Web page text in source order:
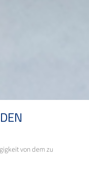
von dem zu